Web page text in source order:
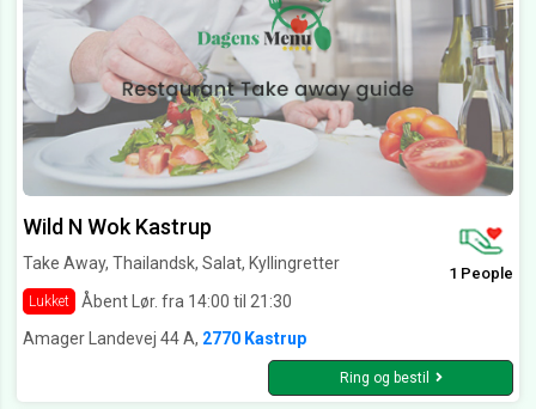
Wild N Wok Kastrup
Take Away, Thailandsk, Salat, Kyllingretter
Lukket Åbent Lør. fra 14:00 til 21:30
1 People
Amager Landevej 44 A, 2770 Kastrup
Ring og bestil